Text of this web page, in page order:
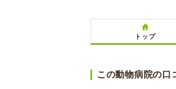
トップ
この動物病院の口